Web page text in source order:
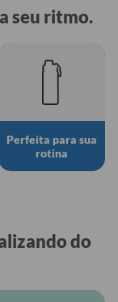
seu ritmo.
Perfeita para sua
rotina
do